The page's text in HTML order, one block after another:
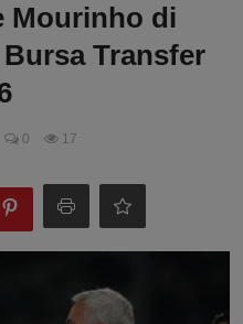
Mourinho di
Transfer
0 17